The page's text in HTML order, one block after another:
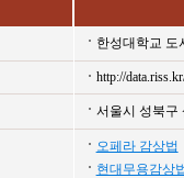
한성대학교 도
http://
서울시 성북구
오페라 감상법
현대무용감상